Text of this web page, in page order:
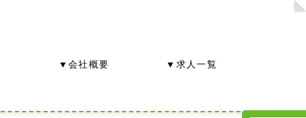
▼会社概要 ▼求人一覧